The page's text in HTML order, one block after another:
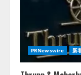
PRNewswire 新